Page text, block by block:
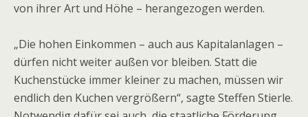
von ihrer Art und Höhe – herangezogen werden.
„Die hohen Einkommen – auch aus Kapitalanlagen –
dürfen nicht weiter außen vor bleiben. Statt die
Kuchenstücke immer kleiner zu machen, müssen wir
endlich den Kuchen vergrößern“, sagte Steffen Stierle.